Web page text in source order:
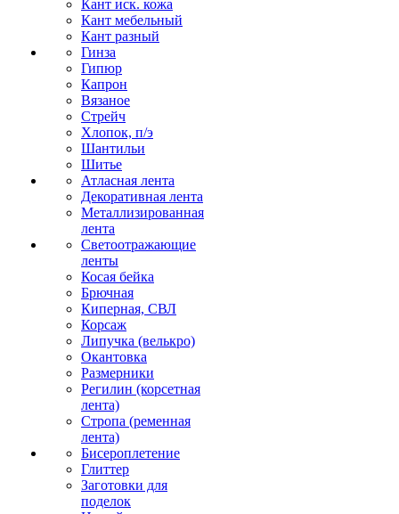
Кант иск. кожа
Кант мебельный
Кант разный
Гинза
Гипюр
Капрон
Вязаное
Стрейч
Хлопок, п/э
Шантильи
Шитье
Атласная лента
Декоративная лента
Металлизированная
лента
Светоотражающие
ленты
Косая бейка
Брючная
Киперная, СВЛ
Корсаж
Липучка (велькро)
Окантовка
Размерники
Регилин (корсетная
лента)
Стропа (ременная
лента)
Бисероплетение
Глиттер
Заготовки для
поделок